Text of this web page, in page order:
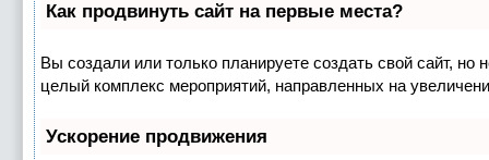
Как продвинуть сайт на первые места?
Вы создали или только планируете создать свой сайт, но
целый комплекс мероприятий, направленных на
Ускорение продвижения